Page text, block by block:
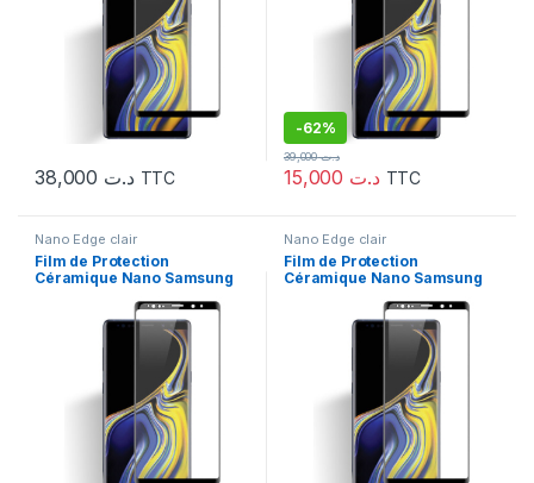
د.ت TTC
-62%
د.ت
د.ت39,000
TTC
Nano Edge clair
Film de Protection
Céramique Nano Samsung
Nano Edge clair
Film de Protection
Céramique Nano Samsung